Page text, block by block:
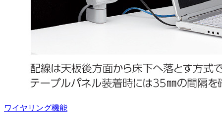
ワイヤリング機能